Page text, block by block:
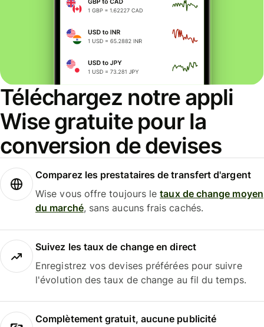
Téléchargez notre appli
Wise gratuite pour la
conversion de devises
Comparez les prestataires de transfert d'argent
Wise vous offre toujours letaux de change moyen
du marché, sans aucuns frais cachés.
Suivez les taux de change en direct
Enregistrez vos devises préférées pour suivre
l'évolution des taux de change au fil du temps.
Complètement gratuit, aucune publicité